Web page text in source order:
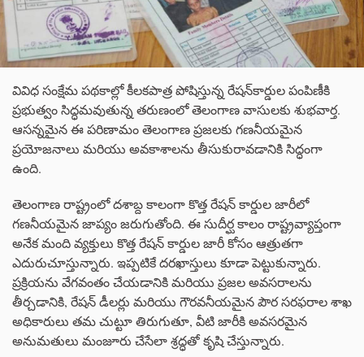
వివిధ సంక్షేమ పథకాల్లో కీలకపాత్ర పోషిస్తున్న రేషన్‌కార్డుల పంపిణీకి
ప్రభుత్వం సిద్ధమవుతున్న తరుణంలో తెలంగాణ వాసులకు శుభవార్త.
ఆసన్నమైన ఈ పరిణామం తెలంగాణ ప్రజలకు గణనీయమైన
ప్రయోజనాలు మరియు అవకాశాలను తీసుకురావడానికి సిద్ధంగా
ఉంది.
తెలంగాణ రాష్ట్రంలో దశాబ్ద కాలంగా కొత్త రేషన్ కార్డుల జారీలో
గణనీయమైన జాప్యం జరుగుతోంది. ఈ సుదీర్ఘ కాలం రాష్ట్రవ్యాప్తంగా
అనేక మంది వ్యక్తులు కొత్త రేషన్ కార్డుల జారీ కోసం ఆత్రుతగా
ఎదురుచూస్తున్నారు. ఇప్పటికే దరఖాస్తులు కూడా పెట్టుకున్నారు.
ప్రక్రియను వేగవంతం చేయడానికి మరియు ప్రజల అవసరాలను
తీర్చడానికి, రేషన్ డీలర్లు మరియు గౌరవనీయమైన పౌర సరఫరాల శాఖ
అధికారులు తమ చుట్టూ తిరుగుతూ, వీటి జారీకి అవసరమైన
అనుమతులు మంజూరు చేసేలా శ్రద్ధతో కృషి చేస్తున్నారు.